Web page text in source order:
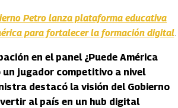
Petro lanza plataforma educativa
para fortalecer la formación digital.
en el panel ¿Puede América
jugador competitivo a nivel
destacó la visión del Gobierno
al país en un hub digital